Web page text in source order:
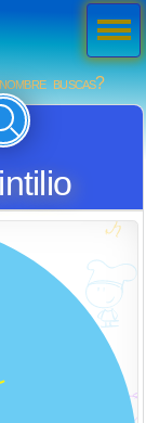
buscas?
Men
ú